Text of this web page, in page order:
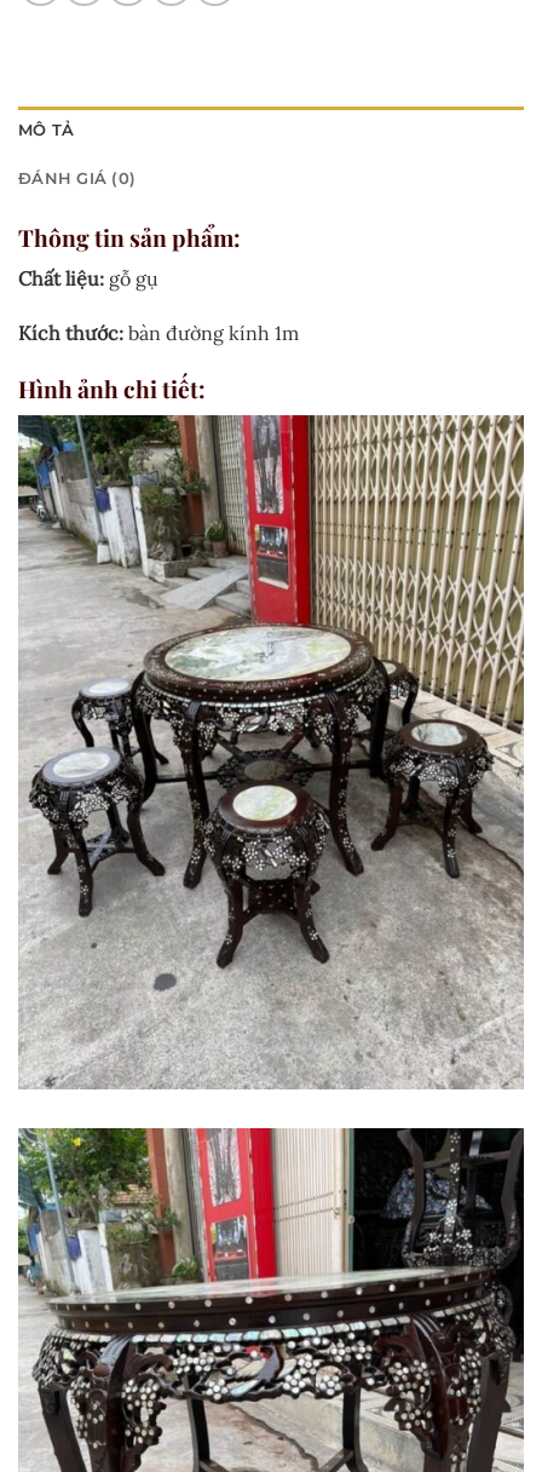
MÔ TẢ
ĐÁNH GIÁ (0)
Thông tin sản phẩm:
Chất liệu: gỗ gụ
Kích thước: bàn đường kính 1m
Hình ảnh chi tiết: